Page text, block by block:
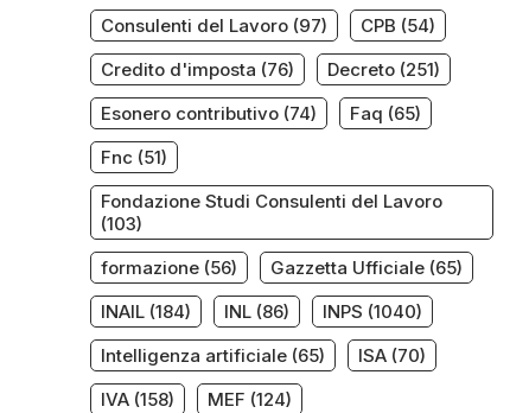
Consulenti del Lavoro(97) CPB (54)
Credito d'imposta (76) Decreto(251)
Esonero contributivo(74) Faq (65)
Fnc (51)
Fondazione Studi Consulenti del Lavoro
(103)
formazione(56) Gazzetta Ufficiale(65)
INAIL(184) INL(86) INPS (1040)
Intelligenza artificiale(65) ISA(70)
IVA(158) MEF (124)